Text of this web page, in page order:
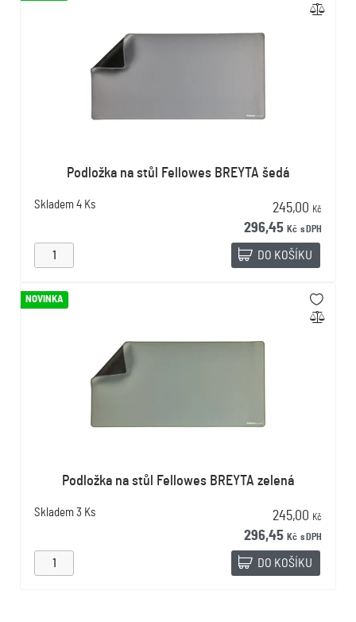
Podložka na stůl Fellowes BREYTA šedá
Skladem 4 Ks 245,00 Kč
296,45 Kč s DPH
DO KOŠÍKU
NOVINKA
Podložka na stůl Fellowes BREYTA zelená
Skladem 3 Ks 245,00 Kč
296,45 Kč s DPH
DO KOŠÍKU